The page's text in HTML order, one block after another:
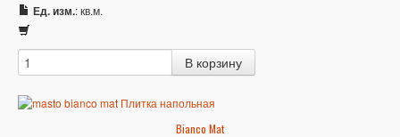
Ед. изм.: кв.м.
Bianco Mat